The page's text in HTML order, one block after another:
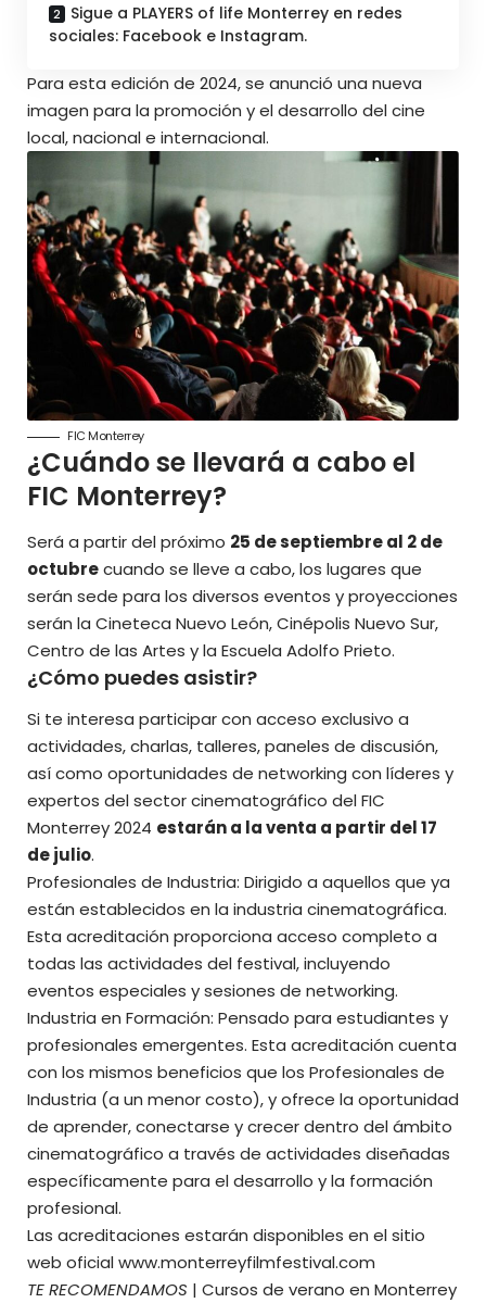
Sigue a PLAYERS of life Monterrey en redes
sociales: Facebook e Instagram.
Para esta edición de 2024, se anunció una nueva
imagen para la promoción y el desarrollo del cine
local, nacional e internacional.
FIC Monterrey
¿Cuándo se llevará a cabo el
FIC Monterrey?
Será a partir del próximo 25 de septiembre al 2 de
octubrecuando se lleve a cabo, los lugares que
serán sede para los diversos eventos y proyecciones
serán la Cineteca Nuevo León, Cinépolis Nuevo Sur,
Centro de las Artes y la Escuela Adolfo Prieto.
¿Cómo puedes asistir?
Si te interesa participar con acceso exclusivo a
actividades, charlas, talleres, paneles de discusión,
así como oportunidades de networking con líderes y
expertos del sector cinematográfico del FIC
Monterrey 2024 estarán a la venta a partir del 17
de julio.
Profesionales de Industria: Dirigido a aquellos que ya
están establecidos en la industria cinematográfica.
Esta acreditación proporciona acceso completo a
todas las actividades del festival, incluyendo
eventos especiales y sesiones de networking.
Industria en Formación: Pensado para estudiantes y
profesionales emergentes. Esta acreditación cuenta
con los mismos beneficios que los Profesionales de
Industria (a un menor costo), y ofrece la oportunidad
de aprender, conectarse y crecer dentro del ámbito
cinematográfico a través de actividades diseñadas
específicamente para el desarrollo y la formación
profesional.
Las acreditaciones estarán disponibles en el sitio
web oficialwww.monterreyfilmfestival.com
TE RECOMENDAMOS | Cursos de verano en Monterrey